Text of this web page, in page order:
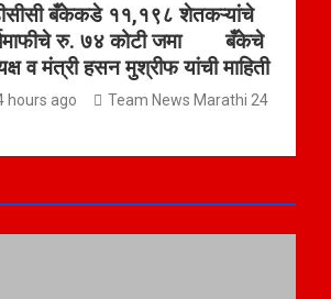
बँकेकडे ११,१९८ शेतकऱ्यांचे
रु. ७४ कोटी जमा बँकेचे
व मंत्री हसन मुश्रीफ यांची माहिती
hours ago Team News Marathi 24